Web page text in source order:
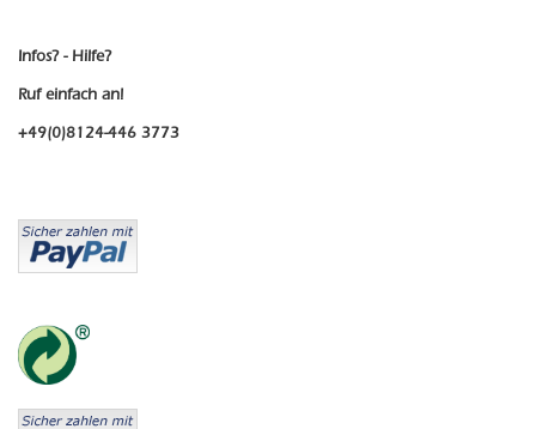
Infos? - Hilfe?
Ruf einfach an!
+49(0)8124-446 3773